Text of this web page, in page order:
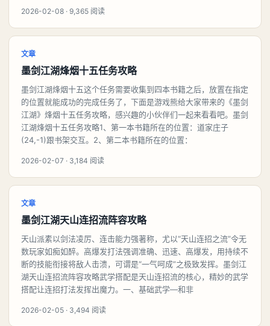
2026-02-08 · 9,365 阅读
文章
墨剑江湖烽烟十五任务攻略
墨剑江湖烽烟十五这个任务需要收集到四本书籍之后，放置在指定
的位置就能成功的完成任务了，下面是游戏熊给大家带来的《墨剑
江湖》烽烟十五任务攻略，感兴趣的小伙伴们一起来看看吧。墨剑
江湖烽烟十五任务攻略1、第一本书籍所在的位置：道家庄子
(24,-1)跟书架交互。2、第二本书籍所在的位置：
2026-02-07 · 3,184 阅读
文章
墨剑江湖天山连招流阵容攻略
天山派素以剑法凌厉、连击能力强著称，尤以“天山连招之流”令无
数玩家如痴如醉。高爆发打法强调准确、迅速、高爆发，用持续不
断的技能衔接将敌人击溃，可谓是“一气呵成”之极致发挥。墨剑江
湖天山连招流阵容攻略武学搭配是天山连招流的核心，精妙的武学
搭配让连招打法发挥出魔力。一、基础武学—和非
2026-02-05 · 3,494 阅读